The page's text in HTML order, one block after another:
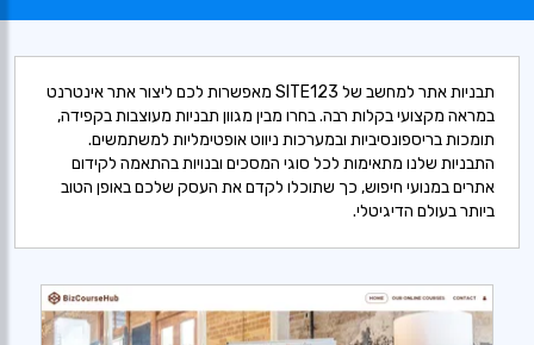
תבניות אתר למחשב של SITE123 מאפשרות לכם ליצור אתר אינטרנט
במראה מקצועי בקלות רבה. בחרו מבין מגוון תבניות מעוצבות בקפידה,
תומכות בריספונסיביות ובמערכות ניווט אופטימליות למשתמשים.
התבניות שלנו מתאימות לכל סוגי המסכים ובנויות בהתאמה לקידום
אתרים במנועי חיפוש, כך שתוכלו לקדם את העסק שלכם באופן הטוב
ביותר בעולם הדיגיטלי.